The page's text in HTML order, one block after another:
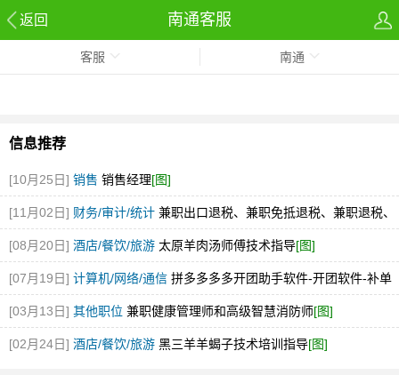
返回 南通客服
客服 南通
信息推荐
[10月25日] 销售 销售经理[图]
[11月02日] 财务/审计/统计 兼职出口退税、兼职免抵退税、兼职退税、
兼职代理报关员[图]
[08月20日] 酒店/餐饮/旅游 太原羊肉汤师傅技术指导[图]
[07月19日] 计算机/网络/通信 拼多多多多开团助手软件-开团软件-补单
软件怎么用？
[03月13日] 其他职位 兼职健康管理师和高级智慧消防师[图]
[02月24日] 酒店/餐饮/旅游 黑三羊羊蝎子技术培训指导[图]